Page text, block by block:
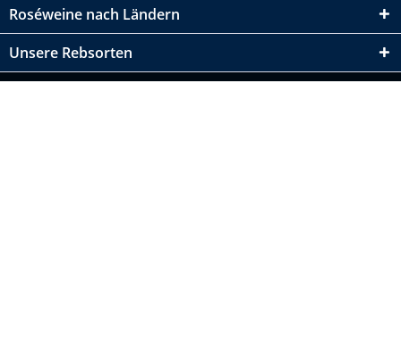
Roséweine nach Ländern
Unsere Rebsorten